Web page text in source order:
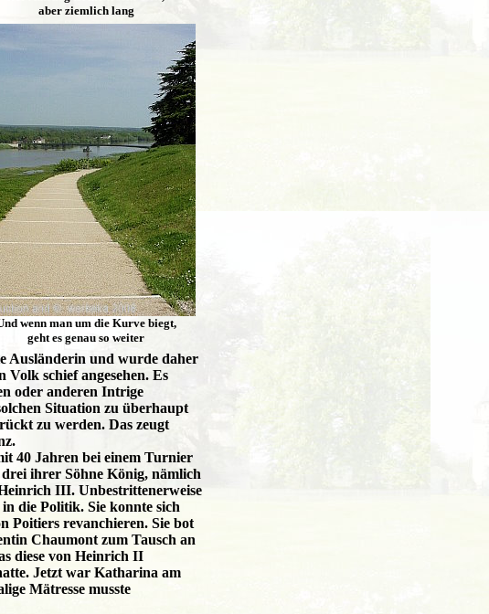
aber ziemlich lang
wenn man um die Kurve biegt,
geht es genau so weiter
Ausländerin und wurde daher
Volk schief angesehen. Es
oder anderen Intrige
Situation zu überhaupt
zu werden. Das zeugt
40 Jahren bei einem Turnier
ihrer Söhne König, nämlich
III. Unbestrittenerweise
die Politik. Sie konnte sich
Poitiers revanchieren. Sie bot
Chaumont zum Tausch an
diese von Heinrich II
Jetzt war Katharina am
Mätresse musste